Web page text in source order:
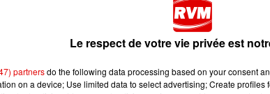
du collège Jean Macé se sont retrouvés
d’une classe de 3èmeà la rentrée, alors
Le respect de votre vie privée est
partnersdo the following data processing based on your consent
on a device; Use limited data to select advertising; Create